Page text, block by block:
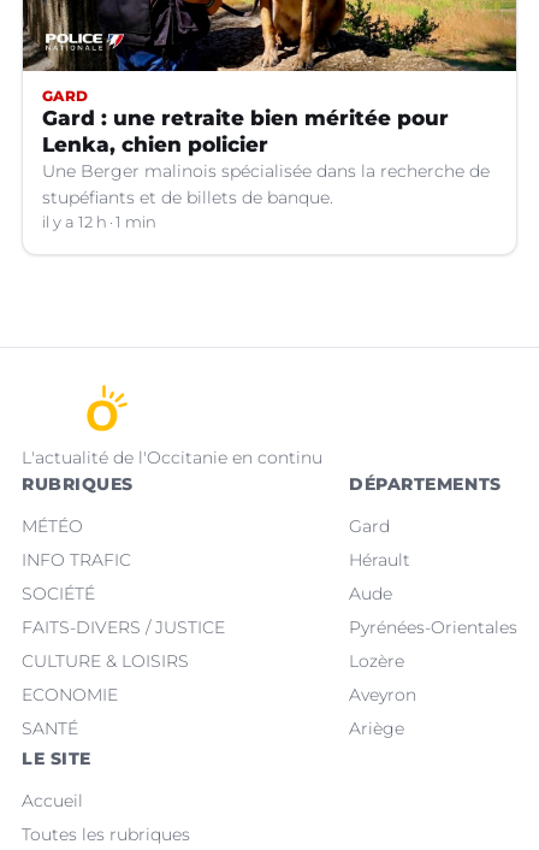
GARD
Gard : une retraite bien méritée pour
Lenka, chien policier
Une Berger malinois spécialisée dans la recherche de
stupéfiants et de billets de banque.
il y a 12 h 1 min
L'actualité de l'Occitanie en continu
RUBRIQUES
MÉTÉO
INFO TRAFIC
SOCIÉTÉ
FAITS-DIVERS / JUSTICE
CULTURE & LOISIRS
ECONOMIE
SANTÉ
DÉPARTEMENTS
Gard
Hérault
Aude
Pyrénées-Orientales
Lozère
Aveyron
Ariège
LE SITE
Accueil
Toutes les rubriques